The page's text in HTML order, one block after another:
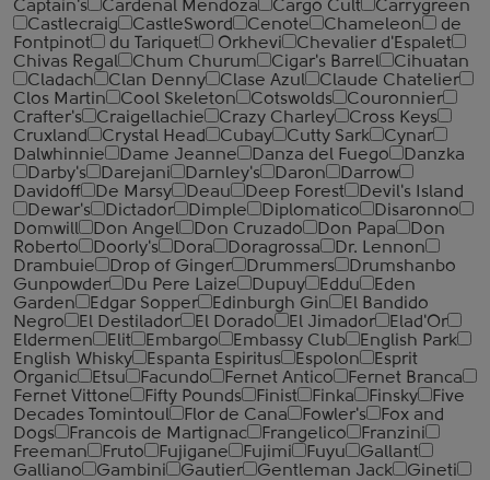
Captain's
Cardenal Mendoza Cargo Cult
Carrygreen
Castlecraig
CastleSword Cenote Chameleon
de
Fontpinot
du Tariquet Orkhevi
Chevalier d'Espalet
Chivas Regal
Chum Churum Cigar's Barrel
Cihuatan
Cladach
Clan Denny Clase Azul
Claude Chatelier
Clos Martin
Cool Skeleton Cotswolds
Couronnier
Crafter's
Craigellachie Crazy Charley
Cross Keys
Cruxland
Crystal Head Cubay Cutty Sark
Cynar
Dalwhinnie
Dame Jeanne Danza del Fuego
Danzka
Darby's
Darejani Darnley's Daron
Darrow
Davidoff
De Marsy Deau Deep Forest
Devil's Island
Dewar's
Dictador Dimple Diplomatico
Disaronno
Domwill
Don Angel Don Cruzado Don Papa
Don
Roberto
Doorly's Dora Doragrossa
Dr. Lennon
Drambuie
Drop of Ginger Drummers
Drumshanbo
Gunpowder
Du Pere Laize Dupuy Eddu
Eden
Garden
Edgar Sopper Edinburgh Gin
El Bandido
Negro
El Destilador El Dorado El Jimador
Elad'Or
Eldermen
Elit Embargo Embassy Club
English Park
English Whisky
Espanta Espiritus Espolon
Esprit
Organic
Etsu Facundo Fernet Antico
Fernet Branca
Fernet Vittone
Fifty Pounds Finist Finka Finsky
Five
Decades Tomintoul
Flor de Cana Fowler's
Fox and
Dogs
Francois de Martignac Frangelico
Franzini
Freeman
Fruto Fujigane Fujimi Fuyu
Gallant
Galliano
Gambini Gautier Gentleman Jack
Gineti